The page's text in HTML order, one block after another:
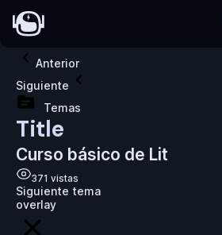
Anterior
Siguiente
Temas
Title
Curso básico de Lit
371 vistas
Siguiente tema
overlay